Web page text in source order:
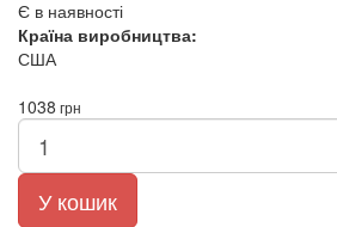
Є в наявності
Країна виробництва:
США
1038 грн
У кошик